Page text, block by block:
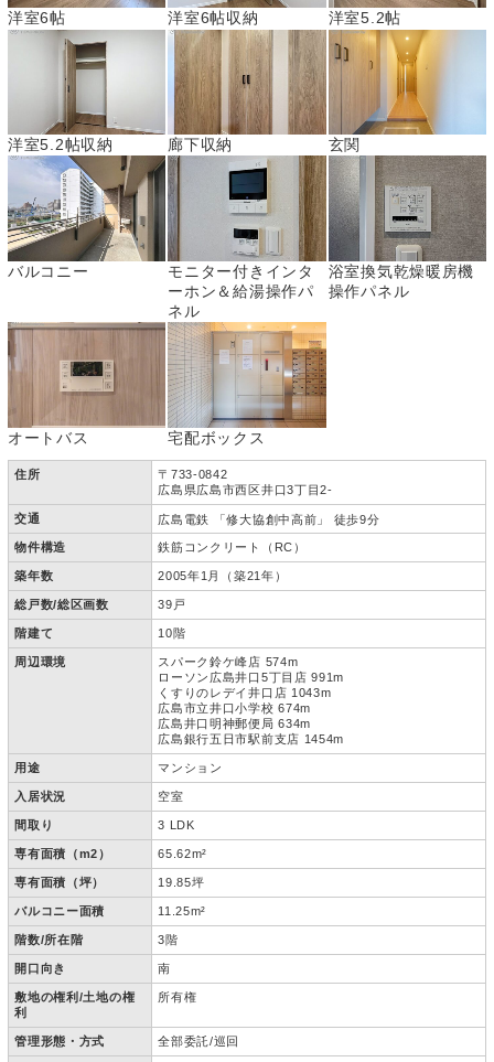
洋室6帖 洋室6帖収納 洋室5.2帖
洋室5.2帖収納 廊下収納 玄関
バルコニー
モニター付きインタ
ーホン＆給湯操作パ
ネル
浴室換気乾燥暖房機
操作パネル
オートバス 宅配ボックス
住所
〒733-0842
広島県広島市西区井口3丁目2-
交通 広島電鉄 「修大協創中高前」 徒歩9分
物件構造 鉄筋コンクリート（RC）
築年数 2005年1月（築21年）
総戸数/総区画数 39戸
階建て 10階
周辺環境
スパーク鈴ケ峰店 574m
ローソン広島井口5丁目店 991m
くすりのレデイ井口店 1043m
広島市立井口小学校 674m
広島井口明神郵便局 634m
広島銀行五日市駅前支店 1454m
用途 マンション
入居状況 空室
間取り 3 LDK
専有面積（m2） 65.62m²
専有面積（坪） 19.85坪
バルコニー面積 11.25m²
階数/所在階 3階
開口向き 南
敷地の権利/土地の権
利
所有権
管理形態・方式 全部委託/巡回